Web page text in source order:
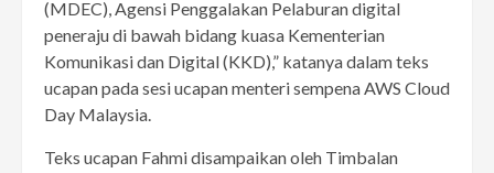
(MDEC), Agensi Penggalakan Pelaburan digital
peneraju di bawah bidang kuasa Kementerian
Komunikasi dan Digital (KKD),” katanya dalam teks
ucapan pada sesi ucapan menteri sempena AWS Cloud
Day Malaysia.
Teks ucapan Fahmi disampaikan oleh Timbalan